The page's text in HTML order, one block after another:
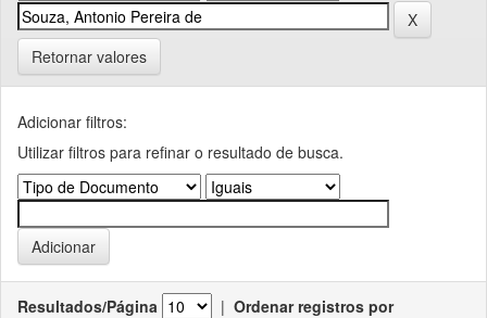
Retornar valores
Adicionar filtros:
Utilizar filtros para refinar o resultado de busca.
Resultados/Página | Ordenar registros por